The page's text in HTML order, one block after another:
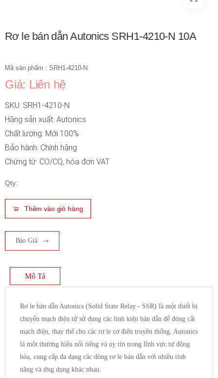
Rơ le bán dẫn Autonics SRH1-4210-N 10A
Mã sản phẩm : SRH1-4210-N
Giá: Liên hệ
SKU: SRH1-4210-N
Hãng sản xuất: Autonics
Chất lượng: Mới 100%
Bảo hành: Chính hãng
Chứng từ: CO/CQ, hóa đơn VAT
Qty:
Thêm vào giỏ hàng
Báo Giá
Mô Tả
Rơ le bán dẫn Autonics (Solid State Relay - SSR) là một thiết bị
chuyển mạch điện tử sử dụng các linh kiện bán dẫn để đóng cắt
mạch điện, thay thế cho các rơ le cơ điện truyền thống. Autonics
là một thương hiệu nổi tiếng và uy tín trong lĩnh vực tự động
hóa, cung cấp đa dạng các dòng rơ le bán dẫn với nhiều tính
năng và ứng dụng khác nhau.